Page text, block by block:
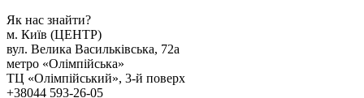
Як наc знайти?
м. Киïв (ЦЕНТР)
вул. Велика Васильківська, 72а
метро «Олімпійська»
ТЦ «Олімпійський», 3-й поверх
+38044 593-26-05